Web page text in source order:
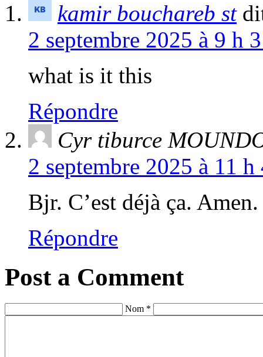
kamir bouchareb st
2 septembre 2025 à 9 h
what is it this
Répondre
Cyr tiburce
2 septembre 2025 à 11
Bjr. C’est déjà ça. Amen.
Répondre
Post a Comment
Nom *